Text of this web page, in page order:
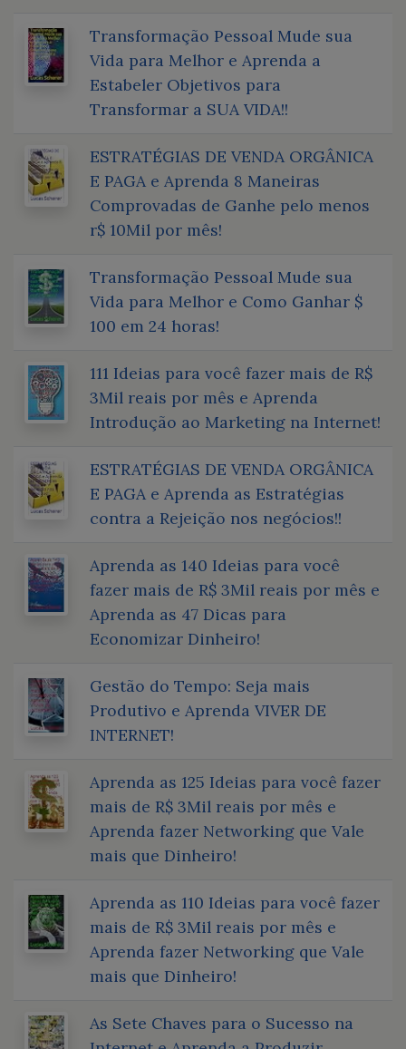
Transformação Pessoal Mude sua
Vida para Melhor e Aprenda a
Estabeler Objetivos para
Transformar a SUA VIDA!!
ESTRATÉGIAS DE VENDA ORGÂNICA
E PAGA e Aprenda 8 Maneiras
Comprovadas de Ganhe pelo menos
r$ 10Mil por mês!
Transformação Pessoal Mude sua
Vida para Melhor e Como Ganhar $
100 em 24 horas!
111 Ideias para você fazer mais de R$
3Mil reais por mês e Aprenda
Introdução ao Marketing na Internet!
ESTRATÉGIAS DE VENDA ORGÂNICA
E PAGA e Aprenda as Estratégias
contra a Rejeição nos negócios!!
Aprenda as 140 Ideias para você
fazer mais de R$ 3Mil reais por mês e
Aprenda as 47 Dicas para
Economizar Dinheiro!
Gestão do Tempo: Seja mais
Produtivo e Aprenda VIVER DE
INTERNET!
Aprenda as 125 Ideias para você fazer
mais de R$ 3Mil reais por mês e
Aprenda fazer Networking que Vale
mais que Dinheiro!
Aprenda as 110 Ideias para você fazer
mais de R$ 3Mil reais por mês e
Aprenda fazer Networking que Vale
mais que Dinheiro!
As Sete Chaves para o Sucesso na